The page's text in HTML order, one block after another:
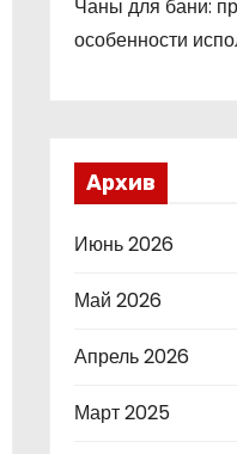
Чаны для бани:
особенности
Архив
Июнь 2026
Май 2026
Апрель 2026
Март 2025